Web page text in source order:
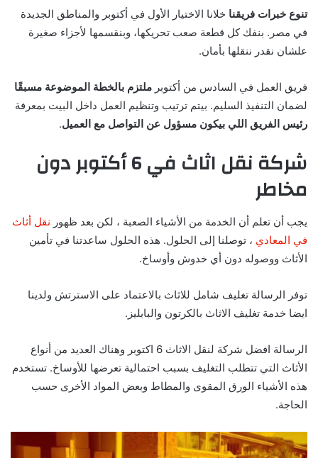
تنوع خبرات فريقنا خلانا الاختيار الأول في أكتوبر والمناطق الجديدة
في مصر. بنفك كل قطعة صعب تحريكها، وبنقسمها لأجزاء صغيرة
علشان نقدر ننقلها بأمان.
فريق العمل في السادس من أكتوبر ملتزم بالخطة الموضوعة مسبقًا
لضمان التنفيذ السليم. بيتم ترتيب وتنظيم العمل داخل البيت بمعرفة
رئيس الفريق اللي بيكون مسؤول عن التواصل مع العميل.
شركة نقل اثاث في 6 أكتوبر دون
مخاطر
يجب أن تعلم أن الخدمة من الأشياء الصعبة ، لكن بعد ظهور نقل أثاث
في المعادي ، توصلنا إلى الحلول. هذه الحلول ساعدتنا في تأمين
الأثاث ووصوله دون أي خدوش وأوساخ.
توفر الرسالة تغليف شامل للاثاث بالاعتماد على الاسترتش ولدينا
ايضا خدمة تغليف الاثاث بالكرتون والبابليز.
الرسالة افضل شركة لنقل الاثاث 6 اكتوبر وهناك العديد من أنواع
الأثاث التي تتطلب التغليف بسبب احتمالية تعرضها للأوساخ. تستخدم
هذه الأشياء الورق المقوى والمطاط وبعض المواد الأخرى حسب
الحاجة.